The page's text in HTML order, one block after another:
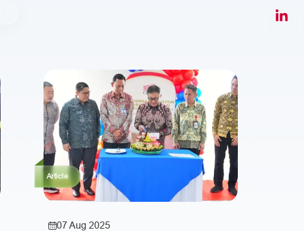
Article
07 Aug 2025